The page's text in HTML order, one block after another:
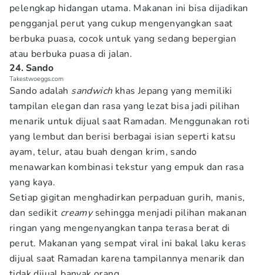
pelengkap hidangan utama. Makanan ini bisa dijadikan
pengganjal perut yang cukup mengenyangkan saat
berbuka puasa, cocok untuk yang sedang bepergian
atau berbuka puasa di jalan.
24. Sando
Takestwoeggs.com
Sando adalah sandwich khas Jepang yang memiliki
tampilan elegan dan rasa yang lezat bisa jadi pilihan
menarik untuk dijual saat Ramadan. Menggunakan roti
yang lembut dan berisi berbagai isian seperti katsu
ayam, telur, atau buah dengan krim, sando
menawarkan kombinasi tekstur yang empuk dan rasa
yang kaya.
Setiap gigitan menghadirkan perpaduan gurih, manis,
dan sedikit creamysehingga menjadi pilihan makanan
ringan yang mengenyangkan tanpa terasa berat di
perut. Makanan yang sempat viral ini bakal laku keras
dijual saat Ramadan karena tampilannya menarik dan